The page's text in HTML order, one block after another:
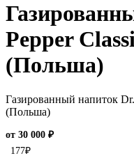
Pepper
(Польша)
Газированный напиток
(Польша)
от 30 000 ₽
177₽